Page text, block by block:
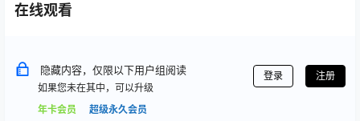
在线观看
隐藏内容，仅限以下用户组阅读
如果您未在其中，可以升级
年卡会员
超级永久会员
登录 注册